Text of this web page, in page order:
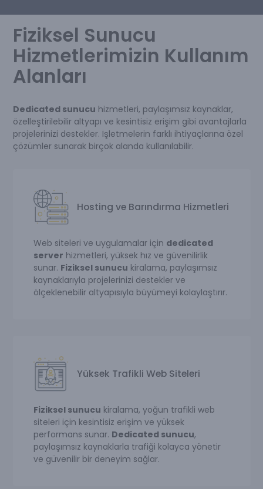
Fiziksel Sunucu
Hizmetlerimizin Kullanım
Alanları
Dedicated sunucu hizmetleri, paylaşımsız kaynaklar,
özelleştirilebilir altyapı ve kesintisiz erişim gibi avantajlarla
projelerinizi destekler. İşletmelerin farklı ihtiyaçlarına özel
çözümler sunarak birçok alanda kullanılabilir.
Hosting ve Barındırma Hizmetleri
Web siteleri ve uygulamalar için dedicated
server hizmetleri, yüksek hız ve güvenilirlik
sunar. Fiziksel sunucu kiralama, paylaşımsız
kaynaklarıyla projelerinizi destekler ve
ölçeklenebilir altyapısıyla büyümeyi kolaylaştırır.
Yüksek Trafikli Web Siteleri
Fiziksel sunucu kiralama, yoğun trafikli web
siteleri için kesintisiz erişim ve yüksek
performans sunar. Dedicated sunucu,
paylaşımsız kaynaklarla trafiği kolayca yönetir
ve güvenilir bir deneyim sağlar.